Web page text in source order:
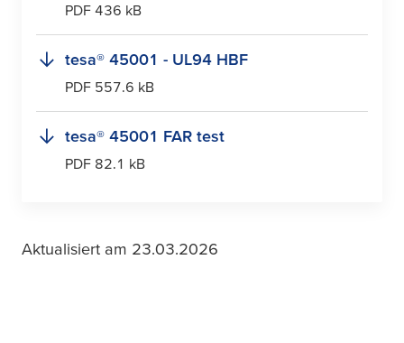
PDF 436 kB
tesa® 45001 - UL94 HBF
PDF 557.6 kB
tesa® 45001 FAR test
PDF 82.1 kB
Aktualisiert am 23.03.2026